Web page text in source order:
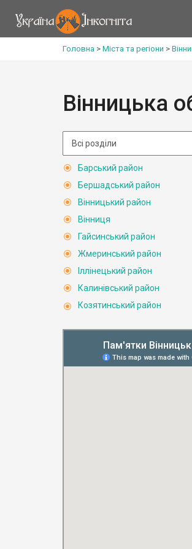
Головна > Міста та регіони >
Вінницька
Барський район
Бершадський район
Вінницький район
Вінниця
Гайсинський район
Жмеринський район
Іллінецький район
Калинівський район
Козятинський район